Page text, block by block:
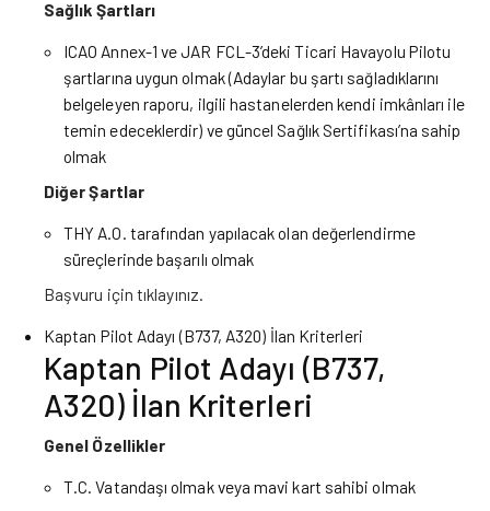
Sağlık Şartları
ICAO Annex-1 ve JAR FCL-3’deki Ticari Havayolu Pilotu
şartlarına uygun olmak (Adaylar bu şartı sağladıklarını
belgeleyen raporu, ilgili hastanelerden kendi imkânları ile
temin edeceklerdir) ve güncel Sağlık Sertifikası’na sahip
olmak
Diğer Şartlar
THY A.O. tarafından yapılacak olan değerlendirme
süreçlerinde başarılı olmak
Başvuru içintıklayınız.
Kaptan Pilot Adayı (B737, A320) İlan Kriterleri
Kaptan Pilot Adayı (B737,
A320) İlan Kriterleri
Genel Özellikler
T.C. Vatandaşı olmak veya mavi kart sahibi olmak